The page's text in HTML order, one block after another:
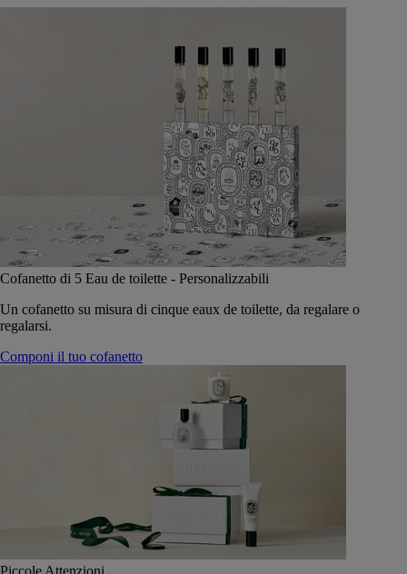
Cofanetto di 5 Eau de toilette - Personalizzabili
Un cofanetto su misura di cinque eaux de toilette, da regalare o
regalarsi.
Componi il tuo cofanetto
Piccole Attenzioni